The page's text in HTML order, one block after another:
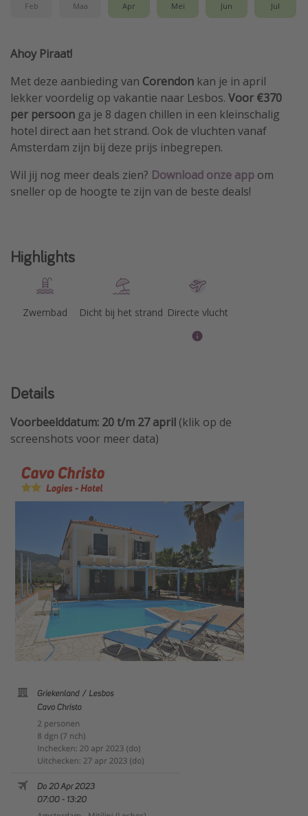
25 beste pretparken
Center Parcs
Disneyland Parijs
Strandvakantie in Italië
Strandvakantie in Nederland
All inclusive vakantie in Griekenland
Feb Maa Apr Mei Jun Jul
Ahoy Piraat!
Met deze aanbieding van Corendon kan je in april
lekker voordelig op vakantie naar Lesbos. Voor €370
per persoon ga je 8 dagen chillen in een kleinschalig
hotel direct aan het strand. Ook de vluchten vanaf
Amsterdam zijn bij deze prijs inbegrepen.
Wil jij nog meer deals zien? Download onze app om
sneller op de hoogte te zijn van de beste deals!
Highlights
Zwembad Dicht bij het strand Directe vlucht
Details
Voorbeelddatum: 20 t/m 27 april (klik op de
screenshots voor meer data)